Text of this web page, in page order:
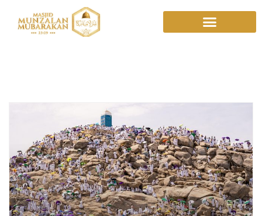
Spirit Berjuang